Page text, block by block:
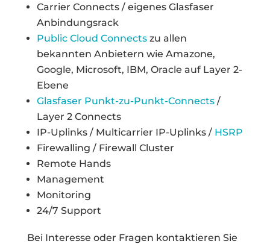
Carrier Connects / eigenes Glasfaser
Anbindungsrack
Public Cloud Connects zu allen
bekannten Anbietern wie Amazone,
Google, Microsoft, IBM, Oracle auf Layer 2-
Ebene
Glasfaser Punkt-zu-Punkt-Connects /
Layer 2 Connects
IP-Uplinks / Multicarrier IP-Uplinks / HSRP
Firewalling / Firewall Cluster
Remote Hands
Management
Monitoring
24/7 Support
Bei Interesse oder Fragen kontaktieren Sie